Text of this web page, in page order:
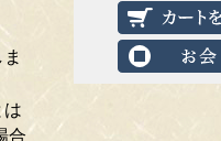
は
合